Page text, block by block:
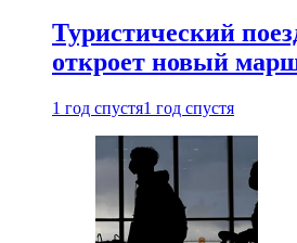
Туристический
откроет новый
1 год спустя1 год спустя